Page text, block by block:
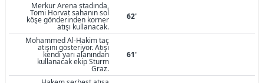
Merkur Arena stadında,
Tomi Horvat sahanın sol
köşe gönderinden korner
atışı kullanacak.
62'
Mohammed Al-Hakim taç
atışını gösteriyor. Atışı
kendi yarı alanından
kullanacak ekip Sturm
Graz.
61'